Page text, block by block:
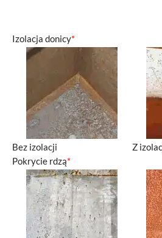
*
Izolacja donicy
Bez izolacji
Z
*
Pokrycie rdzą